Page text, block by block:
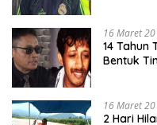
16 Maret
14 Tahun
Bentuk
16 Maret
2 Hari